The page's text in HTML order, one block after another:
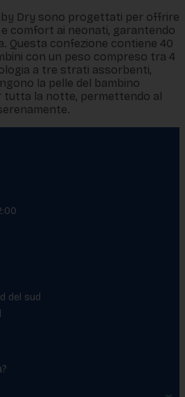
Dry sono progettati per offrire
comfort ai neonati, garantendo
Questa confezione contiene 40
con un peso compreso tra 4
a tre strati assorbenti,
la pelle del bambino
la notte, permettendo al
del sud